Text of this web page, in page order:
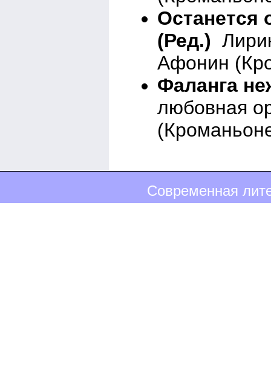
Останется
(Ред.)
Афонин
Фаланга
любовная
Современная